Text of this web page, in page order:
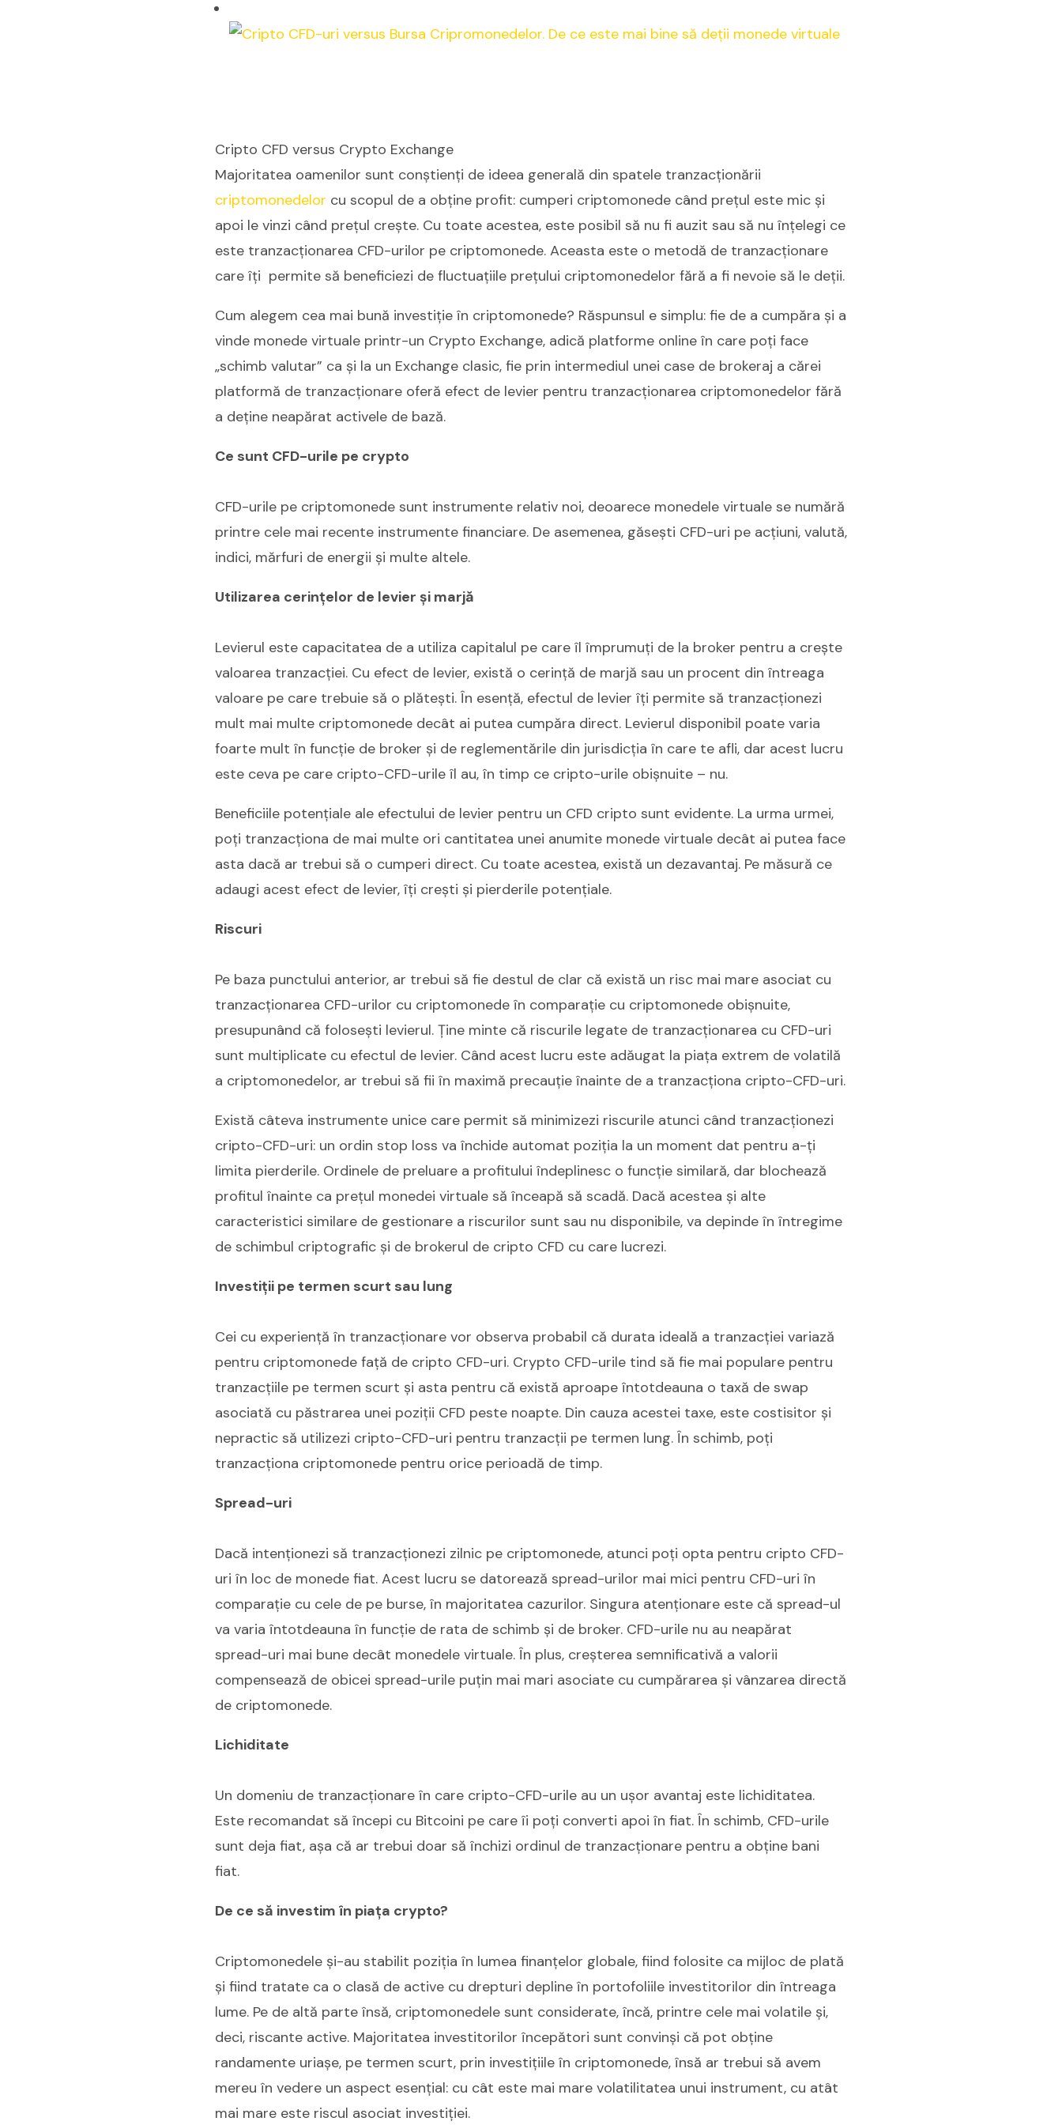
Cripto CFD versus Crypto Exchange
Majoritatea oamenilor sunt conștienți de ideea generală din spatele tranzacționării
criptomonedelor cu scopul de a obține profit: cumperi criptomonede când prețul este mic și
apoi le vinzi când prețul crește. Cu toate acestea, este posibil să nu fi auzit sau să nu înțelegi ce
este tranzacționarea CFD-urilor pe criptomonede. Aceasta este o metodă de tranzacționare
care îți permite să beneficiezi de fluctuațiile prețului criptomonedelor fără a fi nevoie să le deții.
Cum alegem cea mai bună investiție în criptomonede? Răspunsul e simplu: fie de a cumpăra și a
vinde monede virtuale printr-un Crypto Exchange, adică platforme online în care poți face
„schimb valutar” ca și la un Exchange clasic, fie prin intermediul unei case de brokeraj a cărei
platformă de tranzacționare oferă efect de levier pentru tranzacționarea criptomonedelor fără
a deține neapărat activele de bază.
Ce sunt CFD-urile pe crypto
CFD-urile pe criptomonede sunt instrumente relativ noi, deoarece monedele virtuale se numără
printre cele mai recente instrumente financiare. De asemenea, găsești CFD-uri pe acțiuni, valută,
indici, mărfuri de energii și multe altele.
Utilizarea cerințelor de levier și marjă
Levierul este capacitatea de a utiliza capitalul pe care îl împrumuți de la broker pentru a crește
valoarea tranzacției. Cu efect de levier, există o cerință de marjă sau un procent din întreaga
valoare pe care trebuie să o plătești. În esență, efectul de levier îți permite să tranzacționezi
mult mai multe criptomonede decât ai putea cumpăra direct. Levierul disponibil poate varia
foarte mult în funcție de broker și de reglementările din jurisdicția în care te afli, dar acest lucru
este ceva pe care cripto-CFD-urile îl au, în timp ce cripto-urile obișnuite – nu.
Beneficiile potențiale ale efectului de levier pentru un CFD cripto sunt evidente. La urma urmei,
poți tranzacționa de mai multe ori cantitatea unei anumite monede virtuale decât ai putea face
asta dacă ar trebui să o cumperi direct. Cu toate acestea, există un dezavantaj. Pe măsură ce
adaugi acest efect de levier, îți crești și pierderile potențiale.
Riscuri
Pe baza punctului anterior, ar trebui să fie destul de clar că există un risc mai mare asociat cu
tranzacționarea CFD-urilor cu criptomonede în comparație cu criptomonede obișnuite,
presupunând că folosești levierul. Ține minte că riscurile legate de tranzacționarea cu CFD-uri
sunt multiplicate cu efectul de levier. Când acest lucru este adăugat la piața extrem de volatilă
a criptomonedelor, ar trebui să fii în maximă precauție înainte de a tranzacționa cripto-CFD-uri.
Există câteva instrumente unice care permit să minimizezi riscurile atunci când tranzacționezi
cripto-CFD-uri: un ordin stop loss va închide automat poziția la un moment dat pentru a-ți
limita pierderile. Ordinele de preluare a profitului îndeplinesc o funcție similară, dar blochează
profitul înainte ca prețul monedei virtuale să înceapă să scadă. Dacă acestea și alte
caracteristici similare de gestionare a riscurilor sunt sau nu disponibile, va depinde în întregime
de schimbul criptografic și de brokerul de cripto CFD cu care lucrezi.
Investiții pe termen scurt sau lung
Cei cu experiență în tranzacționare vor observa probabil că durata ideală a tranzacției variază
pentru criptomonede față de cripto CFD-uri. Crypto CFD-urile tind să fie mai populare pentru
tranzacțiile pe termen scurt și asta pentru că există aproape întotdeauna o taxă de swap
asociată cu păstrarea unei poziții CFD peste noapte. Din cauza acestei taxe, este costisitor și
nepractic să utilizezi cripto-CFD-uri pentru tranzacții pe termen lung. În schimb, poți
tranzacționa criptomonede pentru orice perioadă de timp.
Spread-uri
Dacă intenționezi să tranzacționezi zilnic pe criptomonede, atunci poți opta pentru cripto CFD-
uri în loc de monede fiat. Acest lucru se datorează spread-urilor mai mici pentru CFD-uri în
comparație cu cele de pe burse, în majoritatea cazurilor. Singura atenționare este că spread-ul
va varia întotdeauna în funcție de rata de schimb și de broker. CFD-urile nu au neapărat
spread-uri mai bune decât monedele virtuale. În plus, creșterea semnificativă a valorii
compensează de obicei spread-urile puțin mai mari asociate cu cumpărarea și vânzarea directă
de criptomonede.
Lichiditate
Un domeniu de tranzacționare în care cripto-CFD-urile au un ușor avantaj este lichiditatea.
Este recomandat să începi cu Bitcoini pe care îi poți converti apoi în fiat. În schimb, CFD-urile
sunt deja fiat, așa că ar trebui doar să închizi ordinul de tranzacționare pentru a obține bani
fiat.
De ce să investim în piața crypto?
Criptomonedele și-au stabilit poziția în lumea finanțelor globale, fiind folosite ca mijloc de plată
și fiind tratate ca o clasă de active cu drepturi depline în portofoliile investitorilor din întreaga
lume. Pe de altă parte însă, criptomonedele sunt considerate, încă, printre cele mai volatile și,
deci, riscante active. Majoritatea investitorilor începători sunt convinși că pot obține
randamente uriașe, pe termen scurt, prin investițiile în criptomonede, însă ar trebui să avem
mereu în vedere un aspect esențial: cu cât este mai mare volatilitatea unui instrument, cu atât
mai mare este riscul asociat investiției.